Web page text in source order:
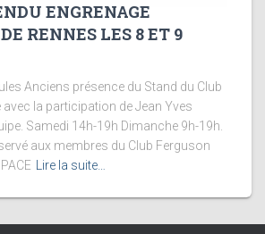
ENGRENAGE
RENNES LES 8 ET 9
Anciens présence du Stand du Club
la participation de Jean Yves
Samedi 14h-19h Dimanche 9h-19h.
aux membres du Club Ferguson
Lire la suite…